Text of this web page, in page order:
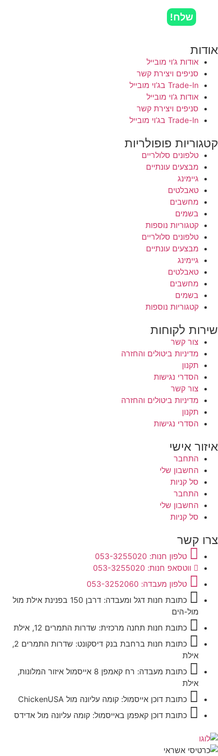
שלח!
אודות
אודות ג’וי מובייל
סניפים ויצירת קשר
Trade-In בג’וי מובייל
אודות ג’וי מובייל
סניפים ויצירת קשר
Trade-In בג’וי מובייל
קטגוריות פופולריות
טלפונים סלולריים
מבצעים עונתיים
גיימינג
טאבלטים
מחשבים
בשמים
קטגוריות נוספות
טלפונים סלולריים
מבצעים עונתיים
גיימינג
טאבלטים
מחשבים
בשמים
קטגוריות נוספות
שירות לקוחות
צור קשר
מדיניות ביטולים והחזרה
תקנון
הסדרי נגישות
צור קשר
מדיניות ביטולים והחזרה
תקנון
הסדרי נגישות
איזור אישי
התחבר
החשבון שלי
סל קניות
התחבר
החשבון שלי
סל קניות
צרו קשר
טלפון חנות: 053-3255020
ווטסאפ חנות: 053-3255020
טלפון מעבדה: 053-3252060
כתובת חנות דגל ומעבדה: דרבן 150 בפנינת אילת מול
מול-הים
כתובת חנות תחנה מרכזית: שדרות התמרים 12, אילת
כתובת חנות ברחבת בנק דיסקונט: שדרות התמרים 2,
אילת
כתובת מעבדה: רח קאמפן 8 אייסמול איזור המלונות,
אילת
כתובת דוכן אייסמול: קומה עליונה מול ChickenUSA
כתובת דוכן קאפמן באייסמול: קומה עליונה מול אדידס